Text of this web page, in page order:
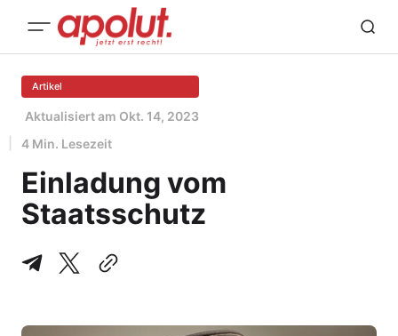
Artikel
Aktualisiert am Okt. 14, 2023
4 Min. Lesezeit
Einladung vom
Staatsschutz